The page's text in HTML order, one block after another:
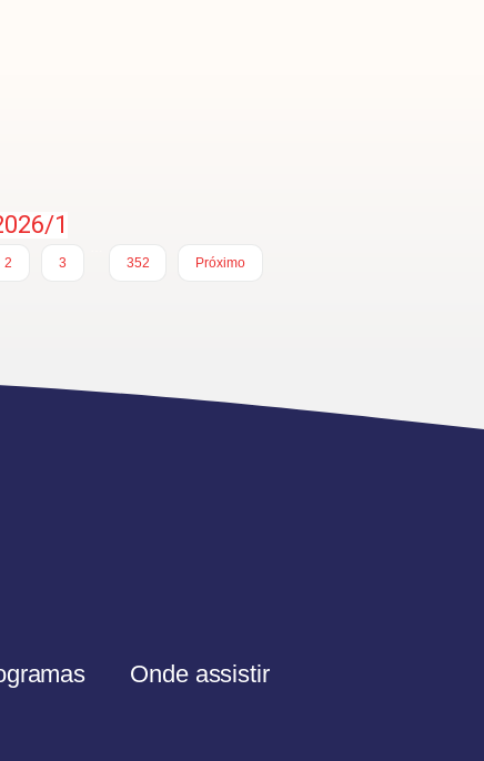
1
2 3
352
Próximo
Onde assistir